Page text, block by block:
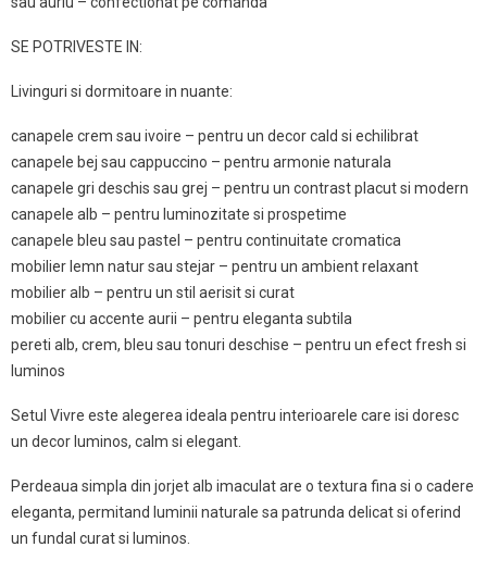
SE POTRIVESTE IN:
Livinguri si dormitoare in nuante:
canapele crem sau ivoire – pentru un decor cald si echilibrat
canapele bej sau cappuccino – pentru armonie naturala
canapele gri deschis sau grej – pentru un contrast placut si modern
canapele alb – pentru luminozitate si prospetime
canapele bleu sau pastel – pentru continuitate cromatica
mobilier lemn natur sau stejar – pentru un ambient relaxant
mobilier alb – pentru un stil aerisit si curat
mobilier cu accente aurii – pentru eleganta subtila
pereti alb, crem, bleu sau tonuri deschise – pentru un efect fresh si
luminos
Setul Vivre este alegerea ideala pentru interioarele care isi doresc
un decor luminos, calm si elegant.
Perdeaua simpla din jorjet alb imaculat are o textura fina si o cadere
eleganta, permitand luminii naturale sa patrunda delicat si oferind
un fundal curat si luminos.